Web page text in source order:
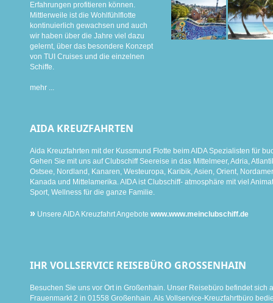
Erfahrungen profitieren können.
Mittlerweile ist die Wohlfühlflotte
kontinuierlich gewachsen und auch
wir haben über die Jahre viel dazu
gelernt, über das besondere Konzept
von TUI Cruises und die einzelnen
Schiffe.
mehr ...
AIDA KREUZFAHRTEN
Aida Kreuzfahrten mit der Kussmund Flotte beim AIDA Spezialisten für
Gehen Sie mit uns auf Clubschiff Seereise in das Mittelmeer, Adria,
Ostsee, Nordland, Kanaren, Westeuropa, Karibik, Asien, Orient,
Kanada und Mittelamerika. AIDA ist Clubschiff- atmosphäre mit viel
Sport, Wellness für die ganze Familie.
» Unsere AIDA Kreuzfahrt Angebote www.www.meinclubschiff.de
IHR VOLLSERVICE REISEBÜRO GROSSENHAIN
Besuchen Sie uns vor Ort in Großenhain. Unser Reisebüro befindet sich
Frauenmarkt 2 in 01558 Großenhain. Als Vollservice-Kreuzfahrtbüro